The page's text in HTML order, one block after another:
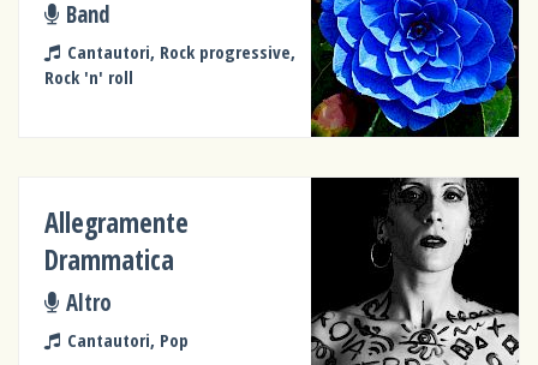
Band
Cantautori, Rock progressive,
Rock 'n' roll
Allegramente
Drammatica
Altro
Cantautori, Pop